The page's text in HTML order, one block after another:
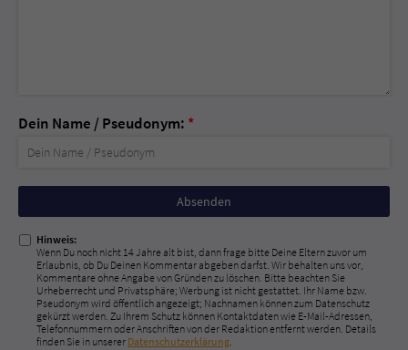
Dein Name / Pseudonym: *
Nicht
ausfüllen!
Hinweis:
Wenn Du noch nicht 14 Jahre alt bist, dann frage bitte Deine Eltern zuvor um
Erlaubnis, ob Du Deinen Kommentar abgeben darfst. Wir behalten uns vor,
Kommentare ohne Angabe von Gründen zu löschen. Bitte beachten Sie
Urheberrecht und Privatsphäre; Werbung ist nicht gestattet. Ihr Name bzw.
Pseudonym wird öffentlich angezeigt; Nachnamen können zum Datenschutz
gekürzt werden. Zu Ihrem Schutz können Kontaktdaten wie E-Mail-Adressen,
Telefonnummern oder Anschriften von der Redaktion entfernt werden. Details
finden Sie in unserer Datenschutzerklärung.